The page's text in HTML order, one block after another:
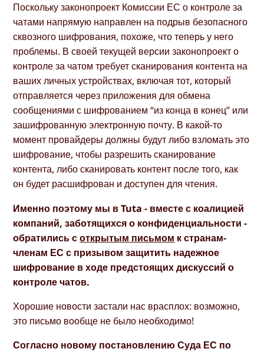
Поскольку законопроект Комиссии ЕС о контроле за
чатами напрямую направлен на подрыв безопасного
сквозного шифрования, похоже, что теперь у него
проблемы. В своей текущей версии законопроект о
контроле за чатом требует сканирования контента на
ваших личных устройствах, включая тот, который
отправляется через приложения для обмена
сообщениями с шифрованием “из конца в конец” или
зашифрованную электронную почту. В какой-то
момент провайдеры должны будут либо взломать это
шифрование, чтобы разрешить сканирование
контента, либо сканировать контент после того, как
он будет расшифрован и доступен для чтения.
Именно поэтому мы в Tuta - вместе с коалицией
компаний, заботящихся о конфиденциальности -
обратились соткрытым письмом к странам-
членам ЕС с призывом защитить надежное
шифрование в ходе предстоящих дискуссий о
контроле чатов.
Хорошие новости застали нас врасплох: возможно,
это письмо вообще не было необходимо!
Согласно новому постановлению Суда ЕС по